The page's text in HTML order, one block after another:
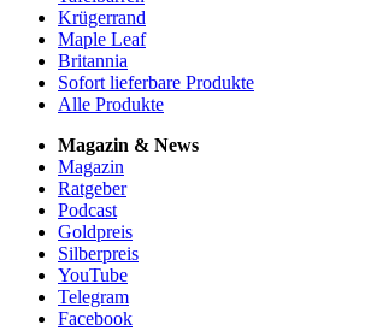
Krügerrand
Maple Leaf
Britannia
Sofort lieferbare Produkte
Alle Produkte
Magazin & News
Magazin
Ratgeber
Podcast
Goldpreis
Silberpreis
YouTube
Telegram
Facebook